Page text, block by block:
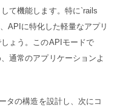
て機能します。特に`rails
APIに特化した軽量なアプリ
ょう。このAPIモードで
通常のアプリケーションよ
タの構造を設計し、次にコ